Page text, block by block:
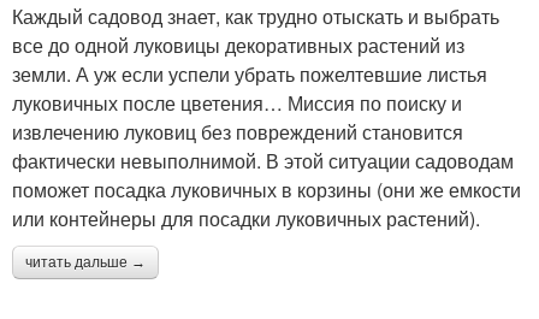
Каждый садовод знает, как трудно отыскать и выбрать
все до одной луковицы декоративных растений из
земли. А уж если успели убрать пожелтевшие листья
луковичных после цветения… Миссия по поиску и
извлечению луковиц без повреждений становится
фактически невыполнимой. В этой ситуации садоводам
поможет посадка луковичных в корзины (они же емкости
или контейнеры для посадки луковичных растений).
читать дальше →